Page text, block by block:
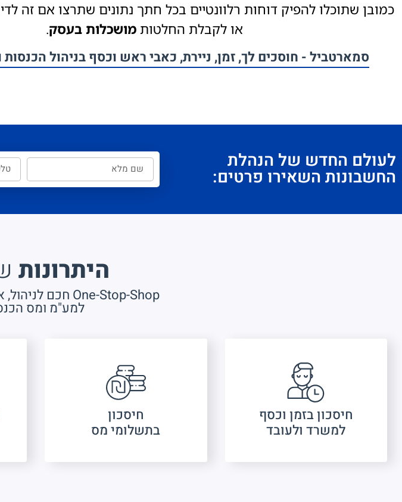
כמובן שתוכלו להפיק דוחות רלוונטיים בכל חתך נתונים שתרצו אם זה
או לקבלת החלטותמושכלות בעסק.
סמארטביל - חוסכים לך, זמן, ניירת, כאבי ראש וכסף בניהול
לעולם החדש של הנהלת
החשבונות השאירו פרטים:
היתרונות
One-Stop-Shop חכם לניהול, ארגון ודיווח דוחות
למע"מ ומס
חיסכון בזמן וכסף
למשרד ולעובד
חיסכון
בתשלומי מס